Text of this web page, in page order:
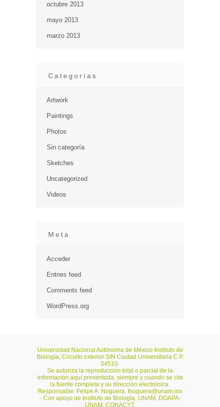
octubre 2013
mayo 2013
marzo 2013
Categorías
Artwork
Paintings
Photos
Sin categoría
Sketches
Uncategorized
Videos
Meta
Acceder
Entries feed
Comments feed
WordPress.org
Universidad Nacional Autónoma de México Instituto de
Biología, Circuito exterior S/N Ciudad Universitaria C.P.
04510.
Se autoriza la reproducción total o parcial de la
información aquí presentada, siempre y cuando se cite
la fuente completa y su dirección electrónica.
Responsable: Felipe A. Noguera. fnoguera@unam.mx
- Con apoyo de Instituto de Biología, UNAM, DGAPA-
UNAM, CONACYT.